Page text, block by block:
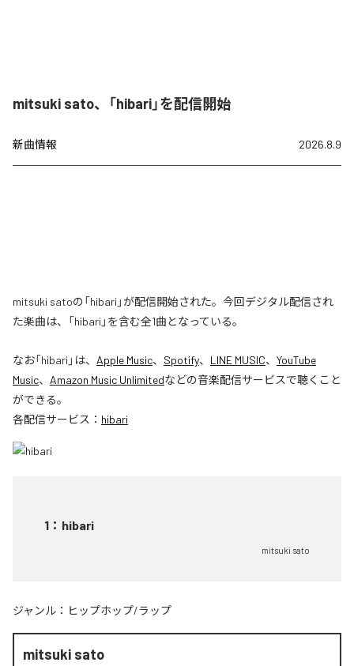
mitsuki sato、「hibari」を配信開始
新曲情報 2026.8.9
mitsuki satoの「hibari」が配信開始された。今回デジタル配信され
た楽曲は、「hibari」を含む全1曲となっている。
なお「hibari 」は、 Apple Music、 Spotify、 LINE MUSIC、 YouTube
Music、 Amazon Music Unlimitedなどの音楽配信サービスで聴くこと
ができる。
各配信サービス： hibari
1 ： hibari
mitsuki sato
ジャンル： ヒップホップ/ラップ
mitsuki sato